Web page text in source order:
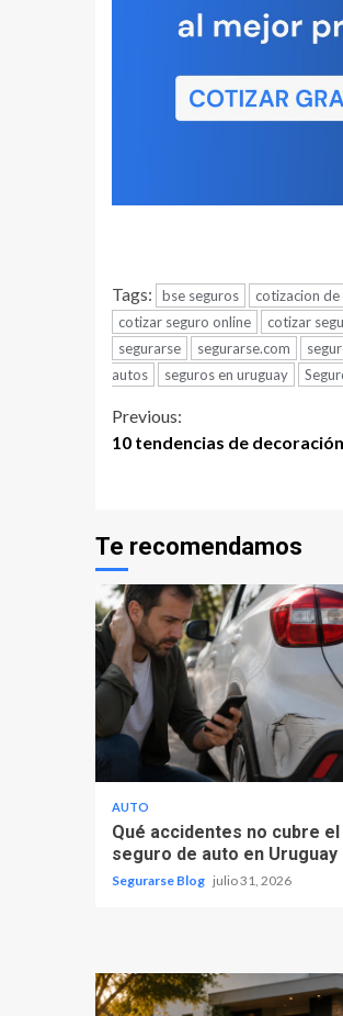
Tags: bse seguros cotizacion
cotizar seguro online
cotizar
segurarse
segurarse.com
autos
seguros en uruguay
Continue
Previous:
10 tendencias de
Te recomendamos
AUTO
Qué accidentes no cubre el
seguro de auto en Uruguay
Segurarse Blog julio 31, 2026